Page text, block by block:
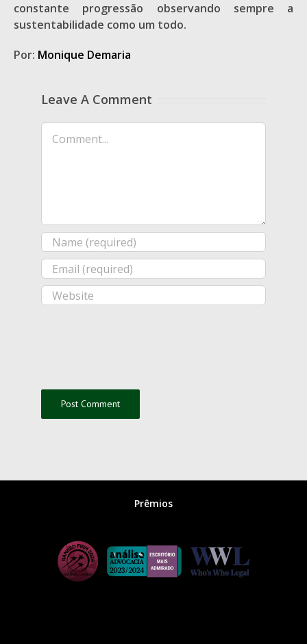
constante progressão observando sempre a
sustentabilidade como um todo.
Por: Monique Demaria
Leave A Comment
Comment
Prêmios